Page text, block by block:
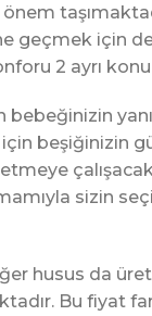
geçmek için
2 ayrı
beşiğinizin
sizin
husus da
Bu fiyat